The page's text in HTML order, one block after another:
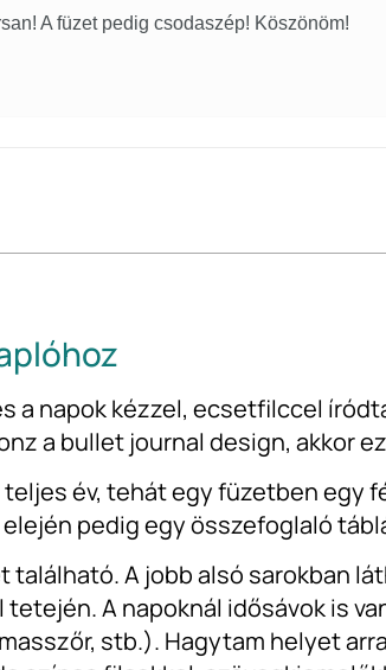
A füzet pedig csodaszép! Köszönöm!
a napok kézzel, ecsetfilccel
a bullet journal design, akkor
év, tehát egy füzetben egy
pedig egy összefoglaló
A jobb alsó sarokban
A napoknál idősávok is
stb.). Hagytam helyet